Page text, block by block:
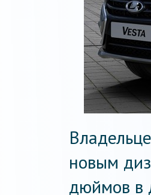
новым
дюймов в